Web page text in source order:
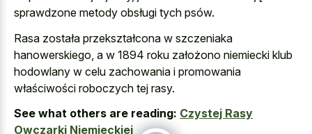
sprawdzone metody obsługi tych psów.
Rasa została przekształcona w szczeniaka
hanowerskiego, a w 1894 roku założono niemiecki klub
hodowlany w celu zachowania i promowania
właściwości roboczych tej rasy.
See what others are reading: Czystej Rasy
Owczarki Niemieckiej